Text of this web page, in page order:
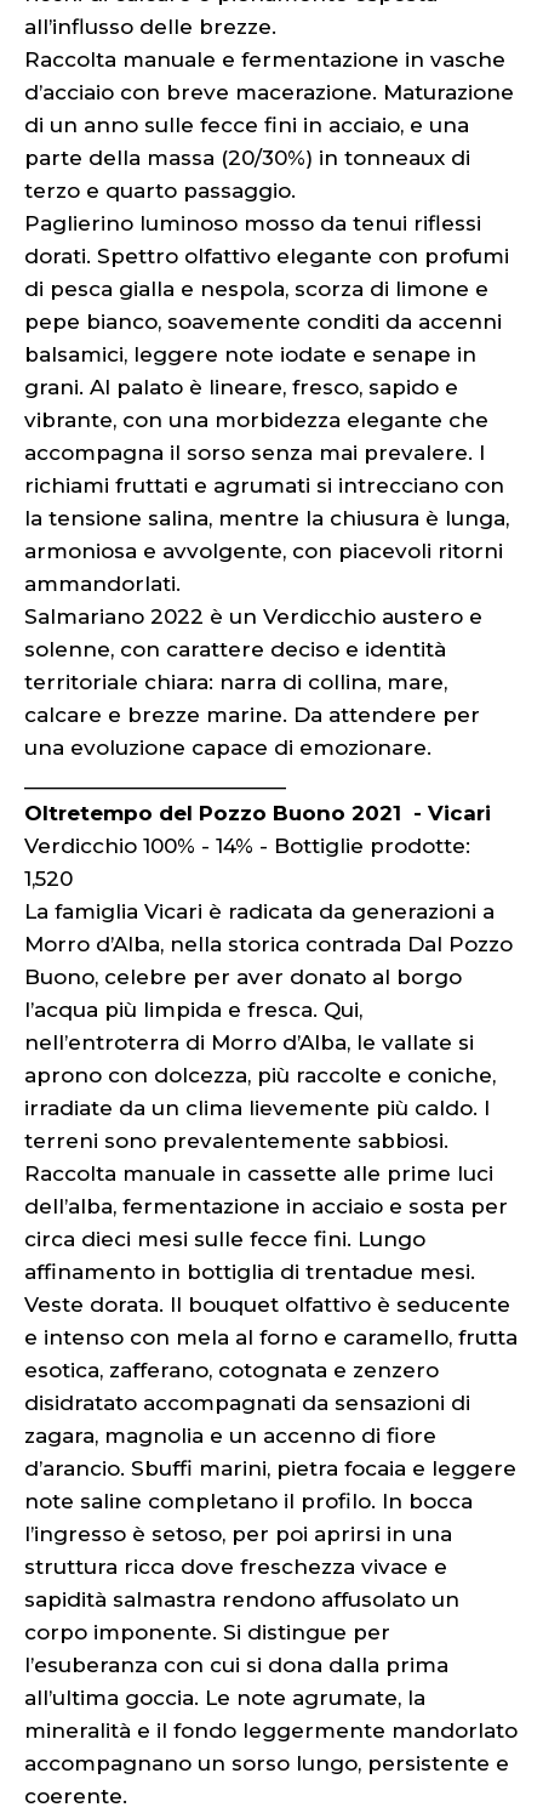
all’influsso delle brezze.
Raccolta manuale e fermentazione in vasche
d’acciaio con breve macerazione. Maturazione
di un anno sulle fecce fini in acciaio, e una
parte della massa (20/30%) in tonneaux di
terzo e quarto passaggio.
Paglierino luminoso mosso da tenui riflessi
dorati. Spettro olfattivo elegante con profumi
di pesca gialla e nespola, scorza di limone e
pepe bianco, soavemente conditi da accenni
balsamici, leggere note iodate e senape in
grani. Al palato è lineare, fresco, sapido e
vibrante, con una morbidezza elegante che
accompagna il sorso senza mai prevalere. I
richiami fruttati e agrumati si intrecciano con
la tensione salina, mentre la chiusura è lunga,
armoniosa e avvolgente, con piacevoli ritorni
ammandorlati.
Salmariano 2022 è un Verdicchio austero e
solenne, con carattere deciso e identità
territoriale chiara: narra di collina, mare,
calcare e brezze marine. Da attendere per
una evoluzione capace di emozionare.
________________________
Oltretempo del Pozzo Buono 2021 - Vicari
Verdicchio 100% - 14% - Bottiglie prodotte:
1,520
La famiglia Vicari è radicata da generazioni a
Morro d’Alba, nella storica contrada Dal Pozzo
Buono, celebre per aver donato al borgo
l’acqua più limpida e fresca. Qui,
nell’entroterra di Morro d’Alba, le vallate si
aprono con dolcezza, più raccolte e coniche,
irradiate da un clima lievemente più caldo. I
terreni sono prevalentemente sabbiosi.
Raccolta manuale in cassette alle prime luci
dell’alba, fermentazione in acciaio e sosta per
circa dieci mesi sulle fecce fini. Lungo
affinamento in bottiglia di trentadue mesi.
Veste dorata. Il bouquet olfattivo è seducente
e intenso con mela al forno e caramello, frutta
esotica, zafferano, cotognata e zenzero
disidratato accompagnati da sensazioni di
zagara, magnolia e un accenno di fiore
d’arancio. Sbuffi marini, pietra focaia e leggere
note saline completano il profilo. In bocca
l’ingresso è setoso, per poi aprirsi in una
struttura ricca dove freschezza vivace e
sapidità salmastra rendono affusolato un
corpo imponente. Si distingue per
l’esuberanza con cui si dona dalla prima
all’ultima goccia. Le note agrumate, la
mineralità e il fondo leggermente mandorlato
accompagnano un sorso lungo, persistente e
coerente.